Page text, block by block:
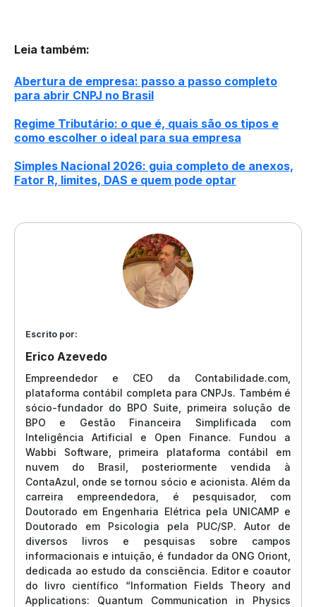
Leia também:
Abertura de empresa: passo a passo completo
para abrir CNPJ no Brasil
Regime Tributário: o que é, quais são os tipos e
como escolher o ideal para sua empresa
Simples Nacional 2026: guia completo de anexos,
Fator R, limites, DAS e quem pode optar
Escrito por:
Erico Azevedo
Empreendedor e CEO da Contabilidade.com,
plataforma contábil completa para CNPJs. Também é
sócio-fundador do BPO Suite, primeira solução de
BPO e Gestão Financeira Simplificada com
Inteligência Artificial e Open Finance. Fundou a
Wabbi Software, primeira plataforma contábil em
nuvem do Brasil, posteriormente vendida à
ContaAzul, onde se tornou sócio e acionista. Além da
carreira empreendedora, é pesquisador, com
Doutorado em Engenharia Elétrica pela UNICAMP e
Doutorado em Psicologia pela PUC/SP. Autor de
diversos livros e pesquisas sobre campos
informacionais e intuição, é fundador da ONG Oriont,
dedicada ao estudo da consciência. Editor e coautor
do livro científico “Information Fields Theory and
Applications: Quantum Communication in Physics